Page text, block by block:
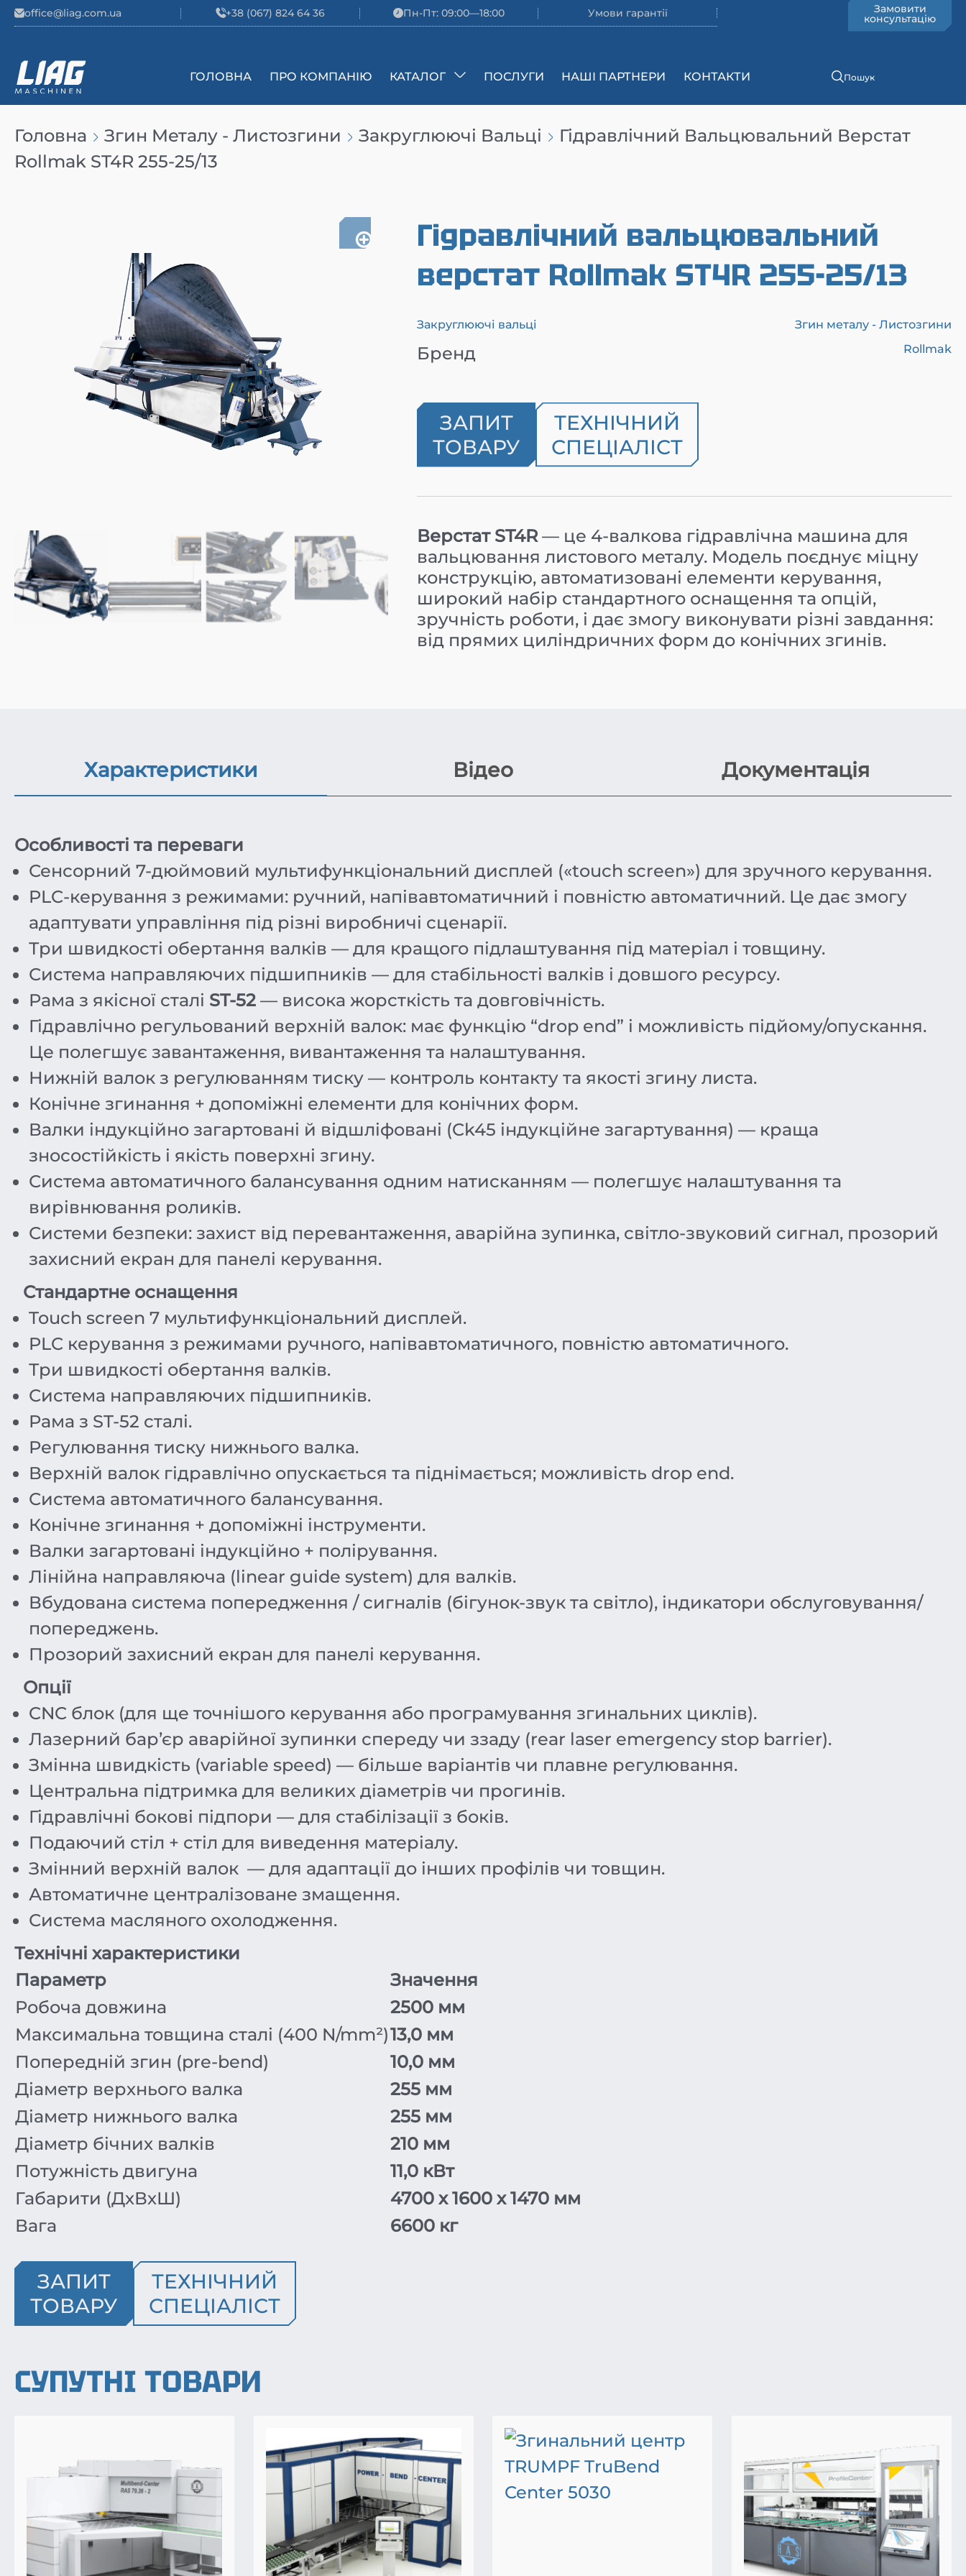
Skip to content
office@liag.com.ua +38 (067) 824 64 36 Пн-Пт: 09:00—18:00 Умови гарантії Замовити
консультацію
Main Navigation
ГОЛОВНА ПРО КОМПАНІЮ КАТАЛОГ ПОСЛУГИ НАШІ ПАРТНЕРИ КОНТАКТИ Пошук
Головна Згин Металу - Листозгини Закруглюючі Вальці
Гідравлічний Вальцювальний Верстат
Rollmak ST4R 255-25/13
Гідравлічний вальцювальний
верстат Rollmak ST4R 255-25/13
Закруглюючі вальці Згин металу - Листозгини
Бренд Rollmak
ЗАПИТ
ТОВАРУ
ТЕХНІЧНИЙ
СПЕЦІАЛІСТ
Верстат ST4R — це 4-валкова гідравлічна машина для
вальцювання листового металу. Модель поєднує міцну
конструкцію, автоматизовані елементи керування,
широкий набір стандартного оснащення та опцій,
зручність роботи, і дає змогу виконувати різні завдання:
від прямих циліндричних форм до конічних згинів.
Характеристики Відео Документація
Особливості та переваги
Сенсорний 7-дюймовий мультифункціональний дисплей («touch screen») для зручного керування.
PLC-керування з режимами: ручний, напівавтоматичний і повністю автоматичний. Це дає змогу
адаптувати управління під різні виробничі сценарії.
Три швидкості обертання валків — для кращого підлаштування під матеріал і товщину.
Система направляючих підшипників — для стабільності валків і довшого ресурсу.
Рама з якісної сталі ST-52 — висока жорсткість та довговічність.
Гідравлічно регульований верхній валок: має функцію “drop end” і можливість підйому/опускання.
Це полегшує завантаження, вивантаження та налаштування.
Нижній валок з регулюванням тиску — контроль контакту та якості згину листа.
Конічне згинання + допоміжні елементи для конічних форм.
Валки індукційно загартовані й відшліфовані (Ck45 індукційне загартування) — краща
зносостійкість і якість поверхні згину.
Система автоматичного балансування одним натисканням — полегшує налаштування та
вирівнювання роликів.
Системи безпеки: захист від перевантаження, аварійна зупинка, світло-звуковий сигнал, прозорий
захисний екран для панелі керування.
Стандартне оснащення
Touch screen 7 мультифункціональний дисплей.
PLC керування з режимами ручного, напівавтоматичного, повністю автоматичного.
Три швидкості обертання валків.
Система направляючих підшипників.
Рама з ST-52 сталі.
Регулювання тиску нижнього валка.
Верхній валок гідравлічно опускається та піднімається; можливість drop end.
Система автоматичного балансування.
Конічне згинання + допоміжні інструменти.
Валки загартовані індукційно + полірування.
Лінійна направляюча (linear guide system) для валків.
Вбудована система попередження / сигналів (бігунок-звук та світло), індикатори обслуговування/
попереджень.
Прозорий захисний екран для панелі керування.
Опції
CNC блок (для ще точнішого керування або програмування згинальних циклів).
Лазерний бар’єр аварійної зупинки спереду чи ззаду (rear laser emergency stop barrier).
Змінна швидкість (variable speed) — більше варіантів чи плавне регулювання.
Центральна підтримка для великих діаметрів чи прогинів.
Гідравлічні бокові підпори — для стабілізації з боків.
Подаючий стіл + стіл для виведення матеріалу.
Змінний верхній валок — для адаптації до інших профілів чи товщин.
Автоматичне централізоване змащення.
Система масляного охолодження.
Технічні характеристики
Параметр
Значення
Робоча довжина
2500 мм
Максимальна товщина сталі (400 N/mm²)13,0 мм
Попередній згин (pre-bend)
10,0 мм
Діаметр верхнього валка
255 мм
Діаметр нижнього валка
255 мм
Діаметр бічних валків
210 мм
Потужність двигуна
11,0 кВт
Габарити (ДхВхШ)
4700 х 1600 х 1470 мм
Вага
6600 кг
ЗАПИТ
ТОВАРУ
ТЕХНІЧНИЙ
СПЕЦІАЛІСТ
СУПУТНІ ТОВАРИ